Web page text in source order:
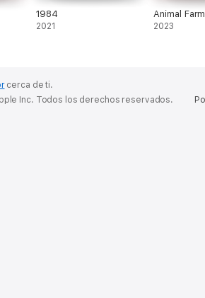
1984
2021
Animal Farm
2023
cerca de ti.
Inc. Todos los derechos reservados.